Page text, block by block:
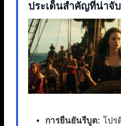
ประเด็นสำคัญที่น่าจั
การยืนยันรีบูต: โปร